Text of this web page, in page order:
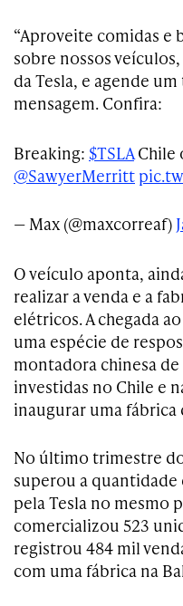
“Aproveite comidas e
sobre nossos
da Tesla, e agende
mensagem. Confira:
Breaking: $TSLAChile
@SawyerMerritt
— Max (@maxcorreaf)
O veículo aponta,
realizar a venda e a
elétricos. A chegada
uma espécie de
montadora chinesa
investidas no Chile e
inaugurar uma
No último trimestre
superou a
pela Tesla no mesmo
comercializou 523
registrou 484 mil
com uma fábrica na